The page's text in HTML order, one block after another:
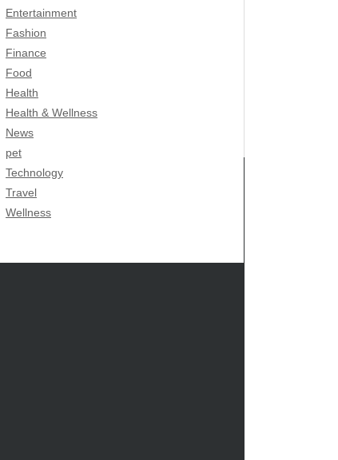
Entertainment
Fashion
Finance
Food
Health
Health & Wellness
News
pet
Technology
Travel
Wellness